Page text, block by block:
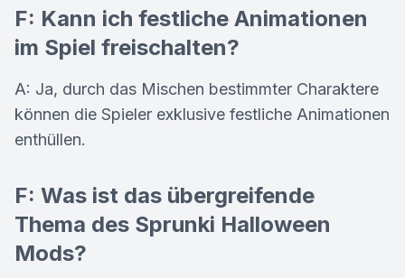
F: Kann ich festliche Animationen
im Spiel freischalten?
A: Ja, durch das Mischen bestimmter Charaktere
können die Spieler exklusive festliche Animationen
enthüllen.
F: Was ist das übergreifende
Thema des Sprunki Halloween
Mods?